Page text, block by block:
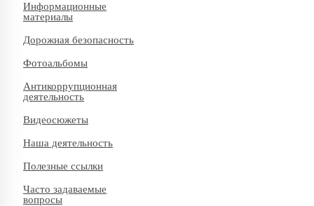
Информационные
материалы
Дорожная безопасность
Фотоальбомы
Антикоррупционная
деятельность
Видеосюжеты
Наша деятельность
Полезные ссылки
Часто задаваемые
вопросы